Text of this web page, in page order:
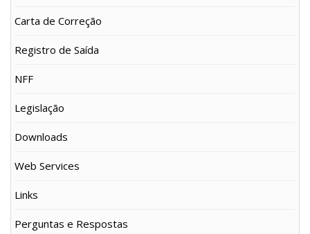
Carta de Correção
Registro de Saída
NFF
Legislação
Downloads
Web Services
Links
Perguntas e Respostas